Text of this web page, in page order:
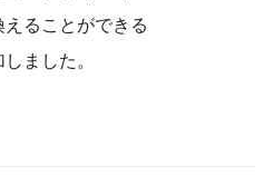
えることができる
ました。